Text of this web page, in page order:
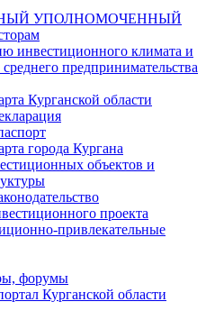
УПОЛНОМОЧЕННЫЙ
инвестиционного климата и
предпринимательства
Курганской области
города Кургана
объектов и
проекта
привлекательные
форумы
Курганской области